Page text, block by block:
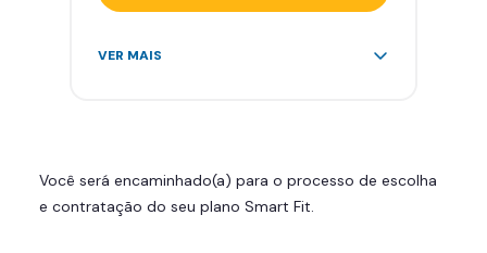
Acesso ilimitado a +2.000
Skeelo App (Audiobook)*
Área de musculação e aeróbicos
VER MAIS
Você será encaminhado(a) para o processo de escolha
e contratação do seu plano Smart Fit.